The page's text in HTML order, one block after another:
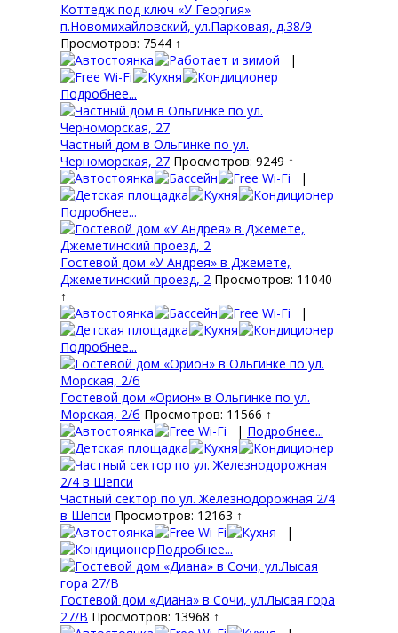
Коттедж под ключ «У Георгия»
п.Новомихайловский, ул.Парковая, д.38/9
Просмотров: 7544 ↑
|
Подробнее...
Частный дом в Ольгинке по ул.
Черноморская, 27 Просмотров: 9249 ↑
|
Подробнее...
Гостевой дом «У Андрея» в Джемете,
Джеметинский проезд, 2 Просмотров: 11040
↑
|
Подробнее...
Гостевой дом «Орион» в Ольгинке по ул.
Морская, 2/б Просмотров: 11566 ↑
| Подробнее...
Частный сектор по ул. Железнодорожная 2/4
в Шепси Просмотров: 12163 ↑
|
Подробнее...
Гостевой дом «Диана» в Сочи, ул.Лысая гора
27/В Просмотров: 13968 ↑